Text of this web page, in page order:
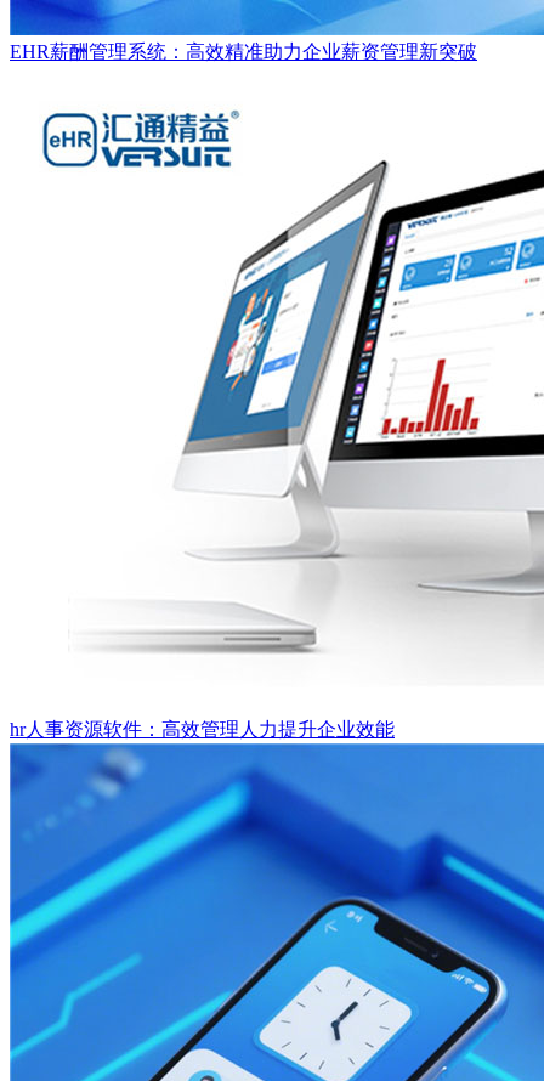
EHR薪酬管理系统：高效精准助力企业薪资管理新突破
hr人事资源软件：高效管理人力提升企业效能